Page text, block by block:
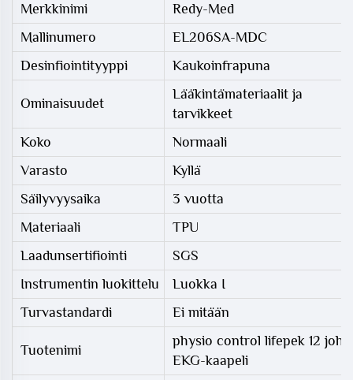
Merkkinimi
Redy-Med
Mallinumero
EL206SA-MDC
Desinfiointityyppi
Kaukoinfrapuna
Ominaisuudet
Lääkintämateriaalit ja
tarvikkeet
Koko
Normaali
Varasto
Kyllä
Säilyvyysaika
3 vuotta
Materiaali
TPU
Laadunsertifiointi
SGS
Instrumentin luokittelu
Luokka I
Turvastandardi
Ei mitään
Tuotenimi
physio control lifepek 12
EKG-kaapeli